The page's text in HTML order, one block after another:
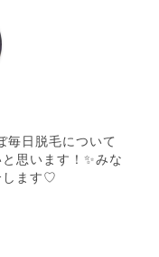
毎日脱毛について
思います！✨みな
します♡